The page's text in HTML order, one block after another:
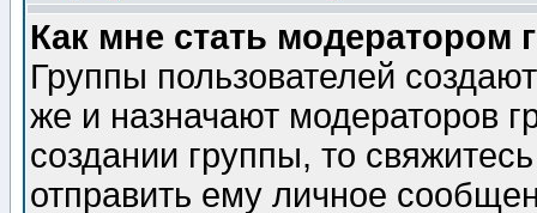
Как мне стать модератором
Группы пользователей
же и назначают модераторов
создании группы, то
отправить ему личное